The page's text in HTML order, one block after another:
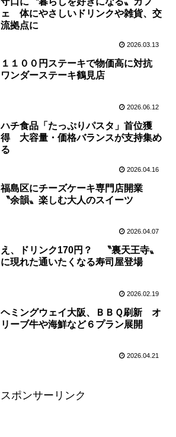
ェ 体にやさしいドリンクや雑貨、交
流拠点に
2026.03.13
１１００円ステーキで物価高に対抗
ワンダーステーキ鶴見店
2026.06.12
ハチ食品「たっぷりパスタ」首位獲
得 大容量・価格バランスが支持集め
る
2026.04.16
福島区にチーズケーキ専門店開業
〝余韻〟楽しむ大人のスイーツ
2026.04.07
え、ドリンク170円？ 〝裏天王寺〟
に現れた通いたくなる寿司屋登場
2026.02.19
ヘミングウェイ大阪、ＢＢＱ刷新 オ
リーブ牛や海鮮など６プラン展開
2026.04.21
スポンサーリンク